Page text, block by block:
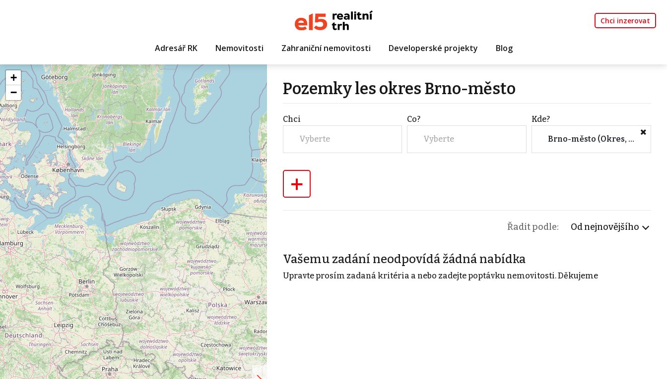
Chci inzerovat
Adresář RK Nemovitosti Zahraniční nemovitosti Developerské projekty Blog
+
−
Pozemky les okres Brno-město
Chci
Vyberte
Co?
Vyberte
Kde?
Brno-město (Okres, Jihomoravský kraj)
+
Řadit podle: Od nejnovějšího
Vašemu zadání neodpovídá žádná nabídka
Upravte prosím zadaná kritéria a nebo zadejte poptávku nemovitosti. Děkujeme